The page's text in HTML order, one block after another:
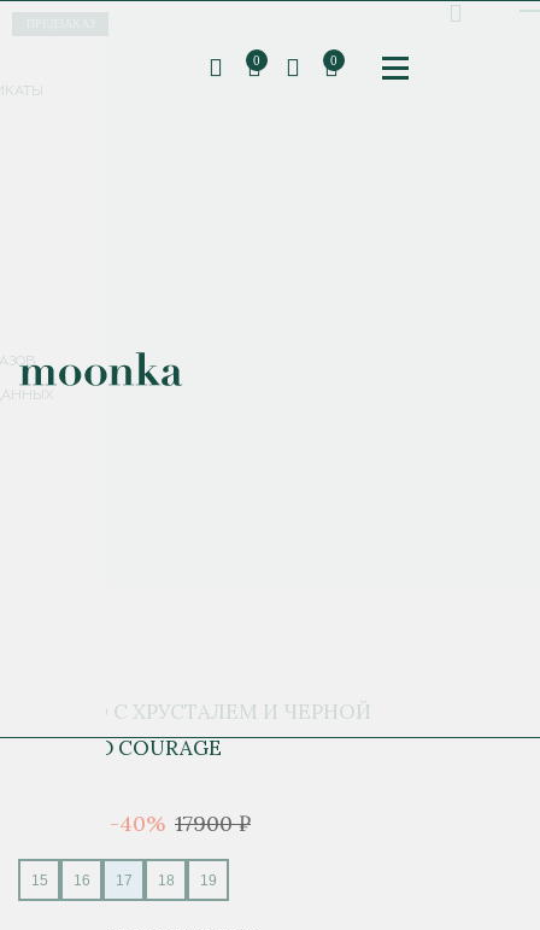
Соглашаюсь с
0 0
КОЛЬЦО С ХРУСТАЛЕМ И ЧЕРНОЙ
ЭМАЛЬЮ COURAGE
-40% 17900 ₽
15 16 17 18 19